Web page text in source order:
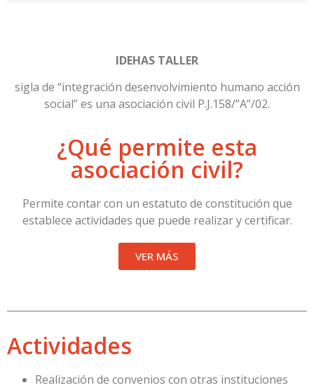
IDEHAS TALLER
social” es una asociación civil P.J.158/”A”/02.
¿Qué permite esta
asociación civil?
Permite contar con un estatuto de constitución que
establece actividades que puede realizar y certificar.
VER MÁS
Actividades
Realización de convenios con otras instituciones